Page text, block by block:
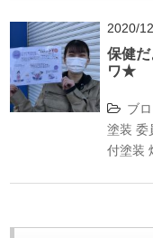
2020/
保健
ワ★
ブ
塗装 委
付塗装